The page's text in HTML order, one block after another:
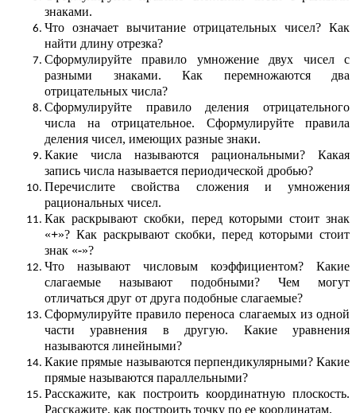
знаками.
Что означает вычитание отрицательных чисел? Как
найти длину отрезка?
Сформулируйте правило умножение двух чисел с
разными знаками. Как перемножаются два
отрицательных числа?
Сформулируйте правило деления отрицательного
числа на отрицательное. Сформулируйте правила
деления чисел, имеющих разные знаки.
Какие числа называются рациональными? Какая
запись числа называется периодической дробью?
Перечислите свойства сложения и умножения
рациональных чисел.
Как раскрывают скобки, перед которыми стоит знак
«+»? Как раскрывают скобки, перед которыми стоит
знак «-»?
Что называют числовым коэффициентом? Какие
слагаемые называют подобными? Чем могут
отличаться друг от друга подобные слагаемые?
Сформулируйте правило переноса слагаемых из одной
части уравнения в другую. Какие уравнения
называются линейными?
Какие прямые называются перпендикулярными? Какие
прямые называются параллельными?
Расскажите, как построить координатную плоскость.
Расскажите, как построить точку по ее координатам.